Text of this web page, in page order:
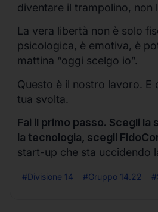
diventare il trampolino, non
La vera libertà non è solo
psicologica, è emotiva, è
mattina “oggi scelgo io”.
Questo è il nostro lavoro. E
tua svolta.
Fai il primo passo. Scegli la
la tecnologia, scegli
start-up che sta uccidendo
#Divisione 14 #Gruppo 14.22